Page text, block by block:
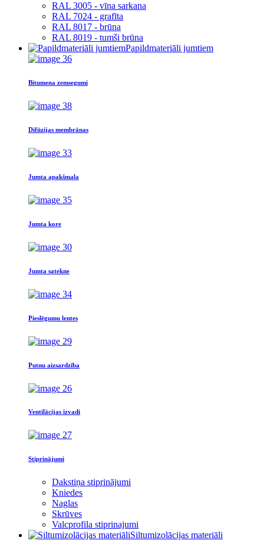
RAL 3005 - vīna sarkana
RAL 7024 - grafīta
RAL 8017 - brūna
RAL 8019 - tumši brūna
Papildmateriāli jumtiem
Bitumena zemsegumi
Difūzijas membrānas
Jumta apakšmala
Jumta kore
Jumta satekne
Pieslēgumu lentes
Putnu aizsardzība
Ventilācijas izvadi
Stiprinājumi
Dakstiņa stiprinājumi
Kniedes
Naglas
Skrūves
Valcprofila stiprinajumi
Siltumizolācijas materiāli